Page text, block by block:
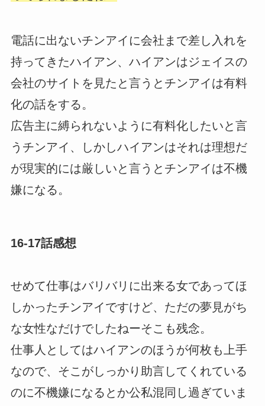
電話に出ないチンアイに会社まで差し入れを
持ってきたハイアン、ハイアンはジェイスの
会社のサイトを見たと言うとチンアイは有料
化の話をする。
広告主に縛られないように有料化したいと言
うチンアイ、しかしハイアンはそれは理想だ
が現実的には厳しいと言うとチンアイは不機
嫌になる。
16-17話感想
せめて仕事はバリバリに出来る女であってほ
しかったチンアイですけど、ただの夢見がち
な女性なだけでしたねーそこも残念。
仕事人としてはハイアンのほうが何枚も上手
なので、そこがしっかり助言してくれている
のに不機嫌になるとか公私混同し過ぎていま